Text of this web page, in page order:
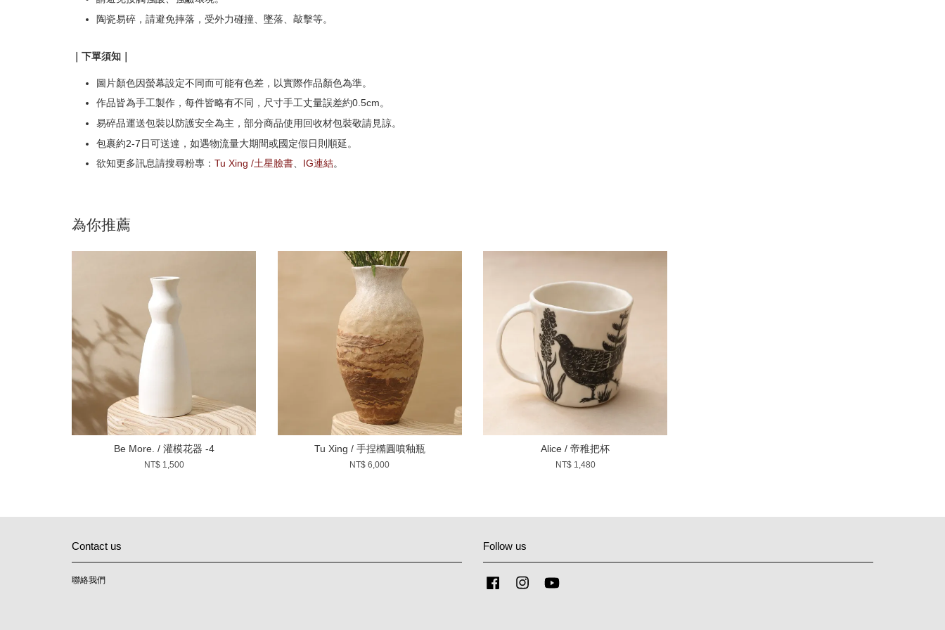
陶瓷易碎，請避免摔落，受外力碰撞、墜落、敲擊等。
｜下單須知｜
圖片顏色因螢幕設定不同而可能有色差，以實際作品顏色為準。
作品皆為手工製作，每件皆略有不同，尺寸手工丈量誤差約0.5cm。
易碎品運送包裝以防護安全為主，部分商品使用回收材包裝敬請見諒。
包裹約2-7日可送達，如遇物流量大期間或國定假日則順延。
欲知更多訊息請搜尋粉專： Tu Xing /土星臉書 IG連結。
為你推薦
Be More. / 灌模花器 -4
NT$ 1,500
Tu Xing / 手捏橢圓噴釉瓶
NT$ 6,000
Alice / 帝稚把杯
NT$ 1,480
Contact us
聯絡我們
Follow us
FacebookInstagram